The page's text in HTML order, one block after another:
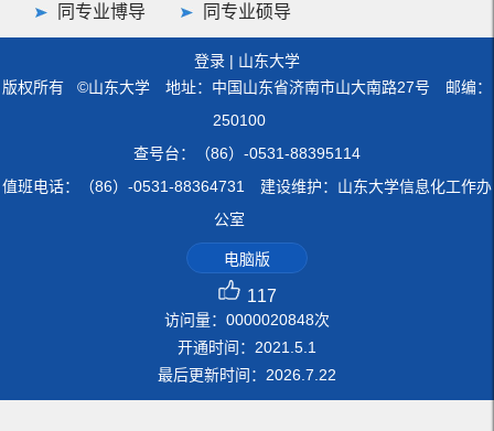
同专业博导 同专业硕导
登录 | 山东大学
版权所有 ©山东大学 地址：中国山东省济南市山大南路27号 邮编：
250100
查号台：（86）-0531-88395114
值班电话：（86）-0531-88364731 建设维护：山东大学信息化工作办
公室
电脑版
117
访问量： 0000020848次
开通时间： 2021 5 1
最后更新时间： 2026 7 22